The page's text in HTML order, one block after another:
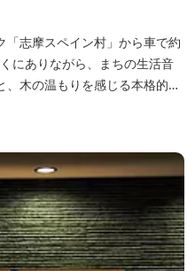
志摩スペイン村」から車で約
にありながら、まちの生活音
木の温もりを感じる本格的な
はぴったり。ペットと一緒に
トとゆっくり過ごしたい」と